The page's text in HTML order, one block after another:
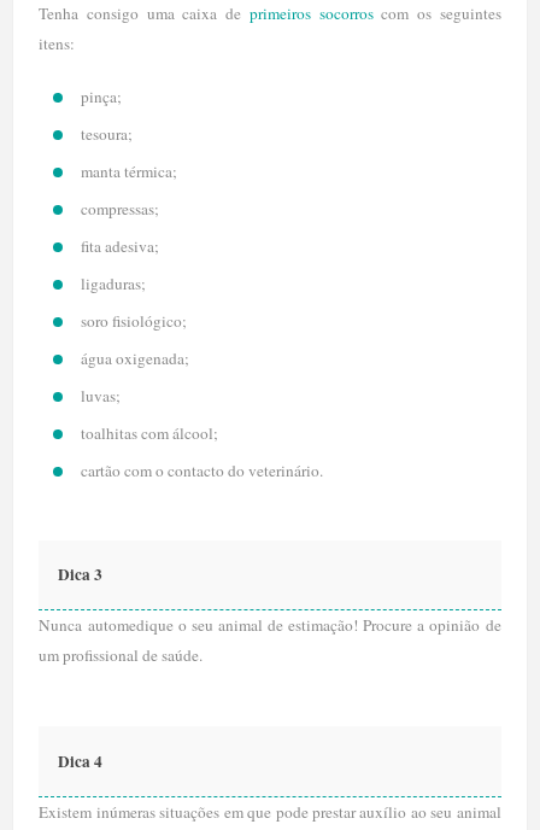
Tenha consigo uma caixa deprimeiros socorroscom os seguintes
itens:
pinça;
tesoura;
manta térmica;
compressas;
fita adesiva;
ligaduras;
soro fisiológico;
água oxigenada;
luvas;
toalhitas com álcool;
cartão com o contacto do veterinário.
Dica 3
Nunca automedique o seu animal de estimação! Procure a opinião de
um profissional de saúde.
Dica 4
Existem inúmeras situações em que pode prestar auxílio ao seu animal